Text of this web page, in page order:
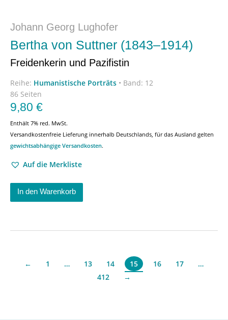
Johann Georg Lughofer
Bertha von Suttner (1843–1914)
Freidenkerin und Pazifistin
Reihe: Humanistische Porträts • Band: 12
86 Seiten
9,80 €
Enthält 7% red. MwSt.
Versandkostenfreie Lieferung innerhalb Deutschlands, für das Ausland gelten
gewichtsabhängige Versandkosten.
Auf die Merkliste
In den Warenkorb
← 1 … 13 14 15 16 17
…
412
→